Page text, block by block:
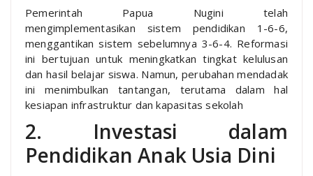
Pemerintah Papua Nugini telah
mengimplementasikan sistem pendidikan 1-6-6,
menggantikan sistem sebelumnya 3-6-4. Reformasi
ini bertujuan untuk meningkatkan tingkat kelulusan
dan hasil belajar siswa. Namun, perubahan mendadak
ini menimbulkan tantangan, terutama dalam hal
kesiapan infrastruktur dan kapasitas sekolah
2. Investasi dalam
Pendidikan Anak Usia Dini